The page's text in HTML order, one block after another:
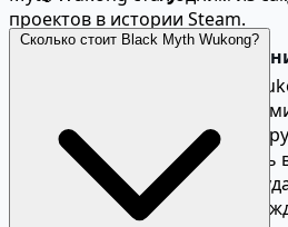
проектов в истории Steam.
Боевая система и
Боевая система Black Myth
ближнюю боевку с
трансформациями. Главное
который можно использовать
различными комбинациями
игры включает шесть глав,
Сколько стоит Black Myth Wukong?